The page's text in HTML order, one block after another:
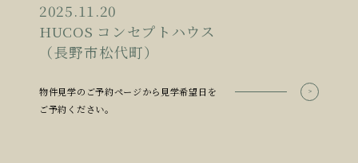
2025.11.20
HUCOS コンセプトハウス
（長野市松代町）
物件見学のご予約ページから見学希望日を
ご予約ください。